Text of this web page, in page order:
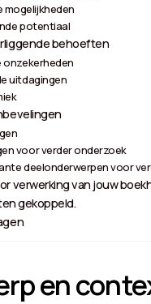
mogelijkheden
potentiaal
behoeften
uitdagingen
voor verder onderzoek
deelonderwerpen voor
verwerking van jouw
gekoppeld.
en